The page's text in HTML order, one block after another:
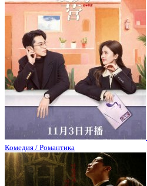
Комедия / Романтика